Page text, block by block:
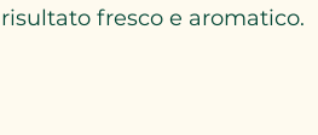
risultato fresco e aromatico.